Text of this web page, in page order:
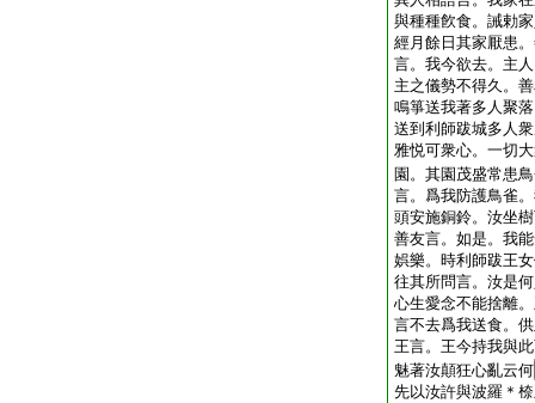
與種種飮食。誡勅
經月餘日其家厭患
言。我今欲去。主
主之儀勢不得久。
鳴箏送我著多人聚
送到利師跋城多人
雅悦可衆心。一切
園。其園茂盛常患
言。爲我防護鳥雀
頭安施銅鈴。汝坐
善友言。如是。我
娯樂。時利師跋王
往其所問言。汝是
心生愛念不能捨離
言不去爲我送食。
王言。王今持我與
魅著汝顛狂心亂云何
先以汝許與波羅＊